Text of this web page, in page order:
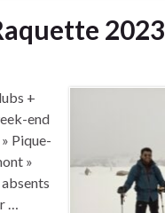
2023
+
end
Pique-
»
…